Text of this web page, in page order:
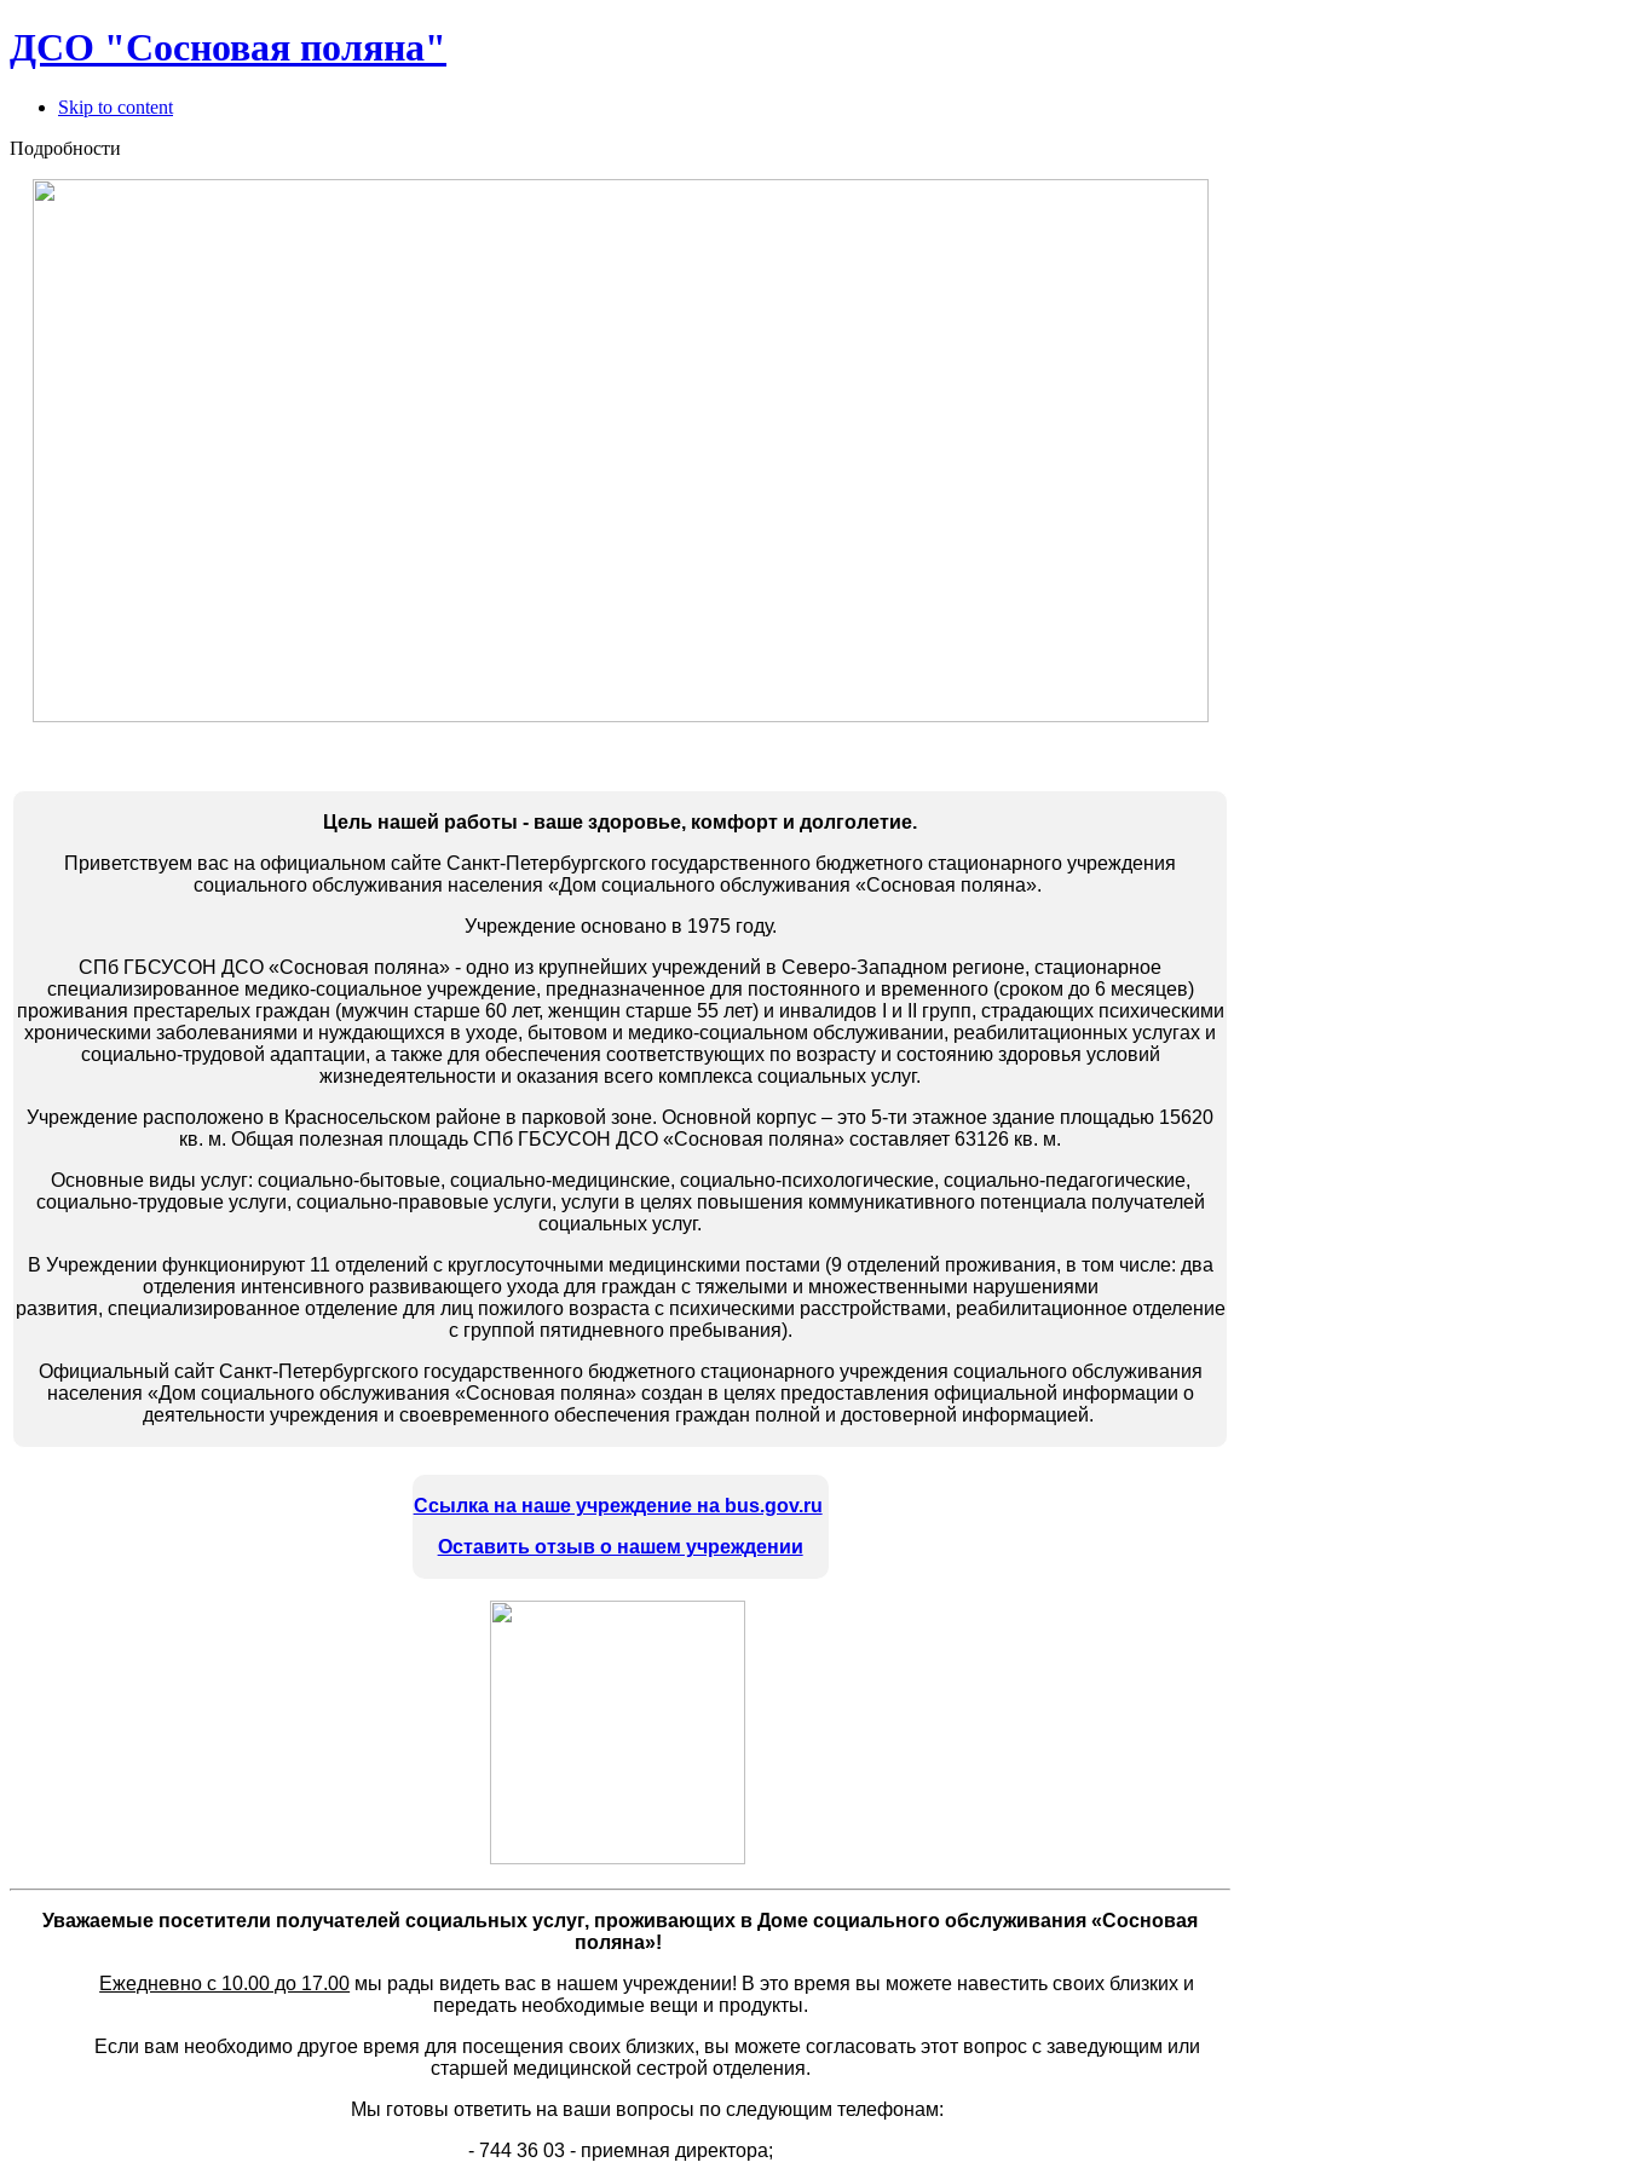
ДСО "Сосновая поляна"
Skip to content
Подробности
Цель нашей работы - ваше здоровье, комфорт и долголетие.
Приветствуем вас на официальном сайте Санкт-Петербургского государственного бюджетного стационарного учреждения
социального обслуживания населения «Дом социального обслуживания «Сосновая поляна».
Учреждение основано в 1975 году.
СПб ГБСУСОН ДСО «Сосновая поляна» - одно из крупнейших учреждений в Северо-Западном регионе, стационарное
специализированное медико-социальное учреждение, предназначенное для постоянного и временного (сроком до 6 месяцев)
проживания престарелых граждан (мужчин старше 60 лет, женщин старше 55 лет) и инвалидов I и II групп, страдающих психическими
хроническими заболеваниями и нуждающихся в уходе, бытовом и медико-социальном обслуживании, реабилитационных услугах и
социально-трудовой адаптации, а также для обеспечения соответствующих по возрасту и состоянию здоровья условий
жизнедеятельности и оказания всего комплекса социальных услуг.
Учреждение расположено в Красносельском районе в парковой зоне. Основной корпус – это 5-ти этажное здание площадью 15620
кв. м. Общая полезная площадь СПб ГБСУСОН ДСО «Сосновая поляна» составляет 63126 кв. м.
Основные виды услуг: социально-бытовые, социально-медицинские, социально-психологические, социально-педагогические,
социально-трудовые услуги, социально-правовые услуги, услуги в целях повышения коммуникативного потенциала получателей
социальных услуг.
В Учреждении функционируют 11 отделений с круглосуточными медицинскими постами (9 отделений проживания, в том числе: два
отделения интенсивного развивающего ухода для граждан с тяжелыми и множественными нарушениями
развития, специализированное отделение для лиц пожилого возраста с психическими расстройствами, реабилитационное отделение
с группой пятидневного пребывания).
Официальный сайт Санкт-Петербургского государственного бюджетного стационарного учреждения социального обслуживания
населения «Дом социального обслуживания «Сосновая поляна» создан в целях предоставления официальной информации о
деятельности учреждения и своевременного обеспечения граждан полной и достоверной информацией.
Ссылка на наше учреждение на bus.gov.ru
Оставить отзыв о нашем учреждении
Уважаемые посетители получателей социальных услуг, проживающих в Доме социального обслуживания «Сосновая
поляна»!
Ежедневно с 10.00 до 17.00 мы рады видеть вас в нашем учреждении! В это время вы можете навестить своих близких и
передать необходимые вещи и продукты.
Если вам необходимо другое время для посещения своих близких, вы можете согласовать этот вопрос с заведующим или
старшей медицинской сестрой отделения.
Мы готовы ответить на ваши вопросы по следующим телефонам:
- 744 36 03 - приемная директора;